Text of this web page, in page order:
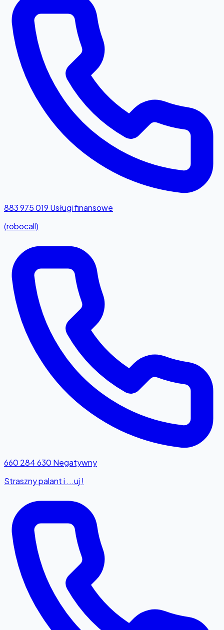
883 975 019 Usługi finansowe
(robocall)
660 284 630 Negatywny
Straszny palant i ...uj !